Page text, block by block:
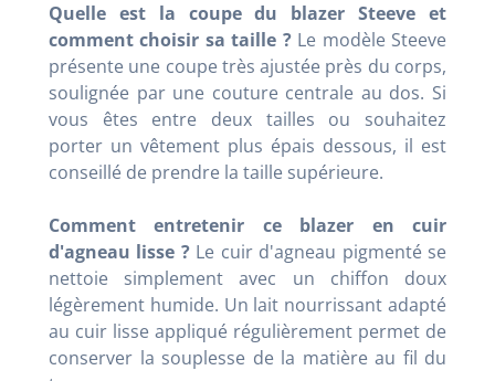
Quelle est la coupe du blazer Steeve et
comment choisir sa taille ? Le modèle Steeve
présente une coupe très ajustée près du corps,
soulignée par une couture centrale au dos. Si
vous êtes entre deux tailles ou souhaitez
porter un vêtement plus épais dessous, il est
conseillé de prendre la taille supérieure.
Comment entretenir ce blazer en cuir
d'agneau lisse ? Le cuir d'agneau pigmenté se
nettoie simplement avec un chiffon doux
légèrement humide. Un lait nourrissant adapté
au cuir lisse appliqué régulièrement permet de
conserver la souplesse de la matière au fil du